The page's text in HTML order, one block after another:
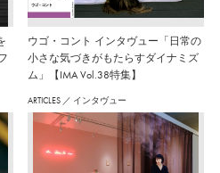
ウゴ・コント インタヴュー「日常の
小さな気づきがもたらすダイナミズ
ム」【IMA Vol.38特集】
ARTICLES ／ インタヴュー